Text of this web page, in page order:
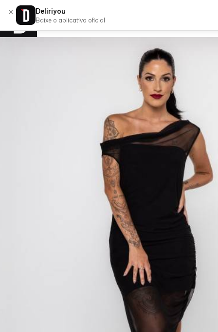
× Deliriyou
Baixe o aplicativo oficial